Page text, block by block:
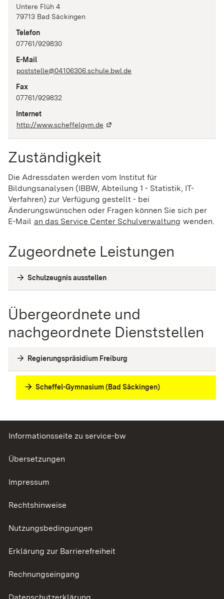
Untere Flüh 4
79713 Bad Säckingen
Telefon
07761/929830
E-Mail
poststelle@04106306.schule.bwl.de
Fax
07761/929832
Internet
http://www.scheffelgym.de
Zuständigkeit
Die Adressdaten werden vom Institut für
Bildungsanalysen (IBBW, Abteilung 1 - Statistik, IT-
Verfahren) zur Verfügung gestellt - bei
Änderungswünschen oder Fragen können Sie sich per
E-Mail an das Service Center Schulverwaltung (Wird in
wenden.
Zugeordnete Leistungen
Schulzeugnis ausstellen
Übergeordnete und
nachgeordnete Dienststellen
Regierungspräsidium Freiburg
Scheffel-Gymnasium (Bad Säckingen)
Informationsseite zu service-bw
Übersetzungen
Impressum
Rechtshinweise
Nutzungsbedingungen
Erklärung zur Barrierefreiheit
Rechnungseingang